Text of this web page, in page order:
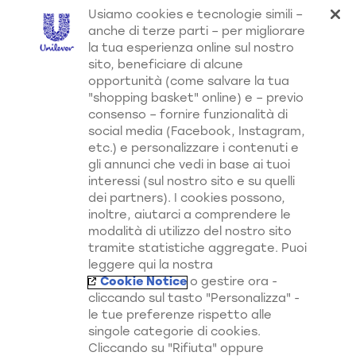
per combattere l'effetto crespo e
rendere i capelli Morbidi e Luminosi.
Cheratina, nota per rafforzare i
capelli. Biotina, importante per capelli
visibilmente sani.
I prodotti della linea Morbidi e
Luminosi di Sunsilk nutrono ed
idratano*, rendendo i capelli morbidi,
luminosi e non unti.
*con l'uso combinato di Shampoo e
Balsamo Sunsilk Morbidi&Luminosi,
rispetto ad un generico shampoo.
Scopri di Più su Tutti i Nostri
dei partners). I cookies possono,
inoltre, aiutarci a comprendere le
modalità di utilizzo del nostro sito
tramite statistiche aggregate. Puoi
leggere qui la nostra
Cookie Noticeo gestire ora -
cliccando sul tasto "Personalizza" -
le tue preferenze rispetto alle
singole categorie di cookies.
Cliccando su "Rifiuta" oppure
chiudendo il banner tramite la X a
destra, saranno utilizzati solo i
cookies necessari e tecnici. Invece,
cliccando su "Accetta", acconsenti
all’utilizzo di tutti i cookie del nostro
sito.
Personalizza le tue preferenze
Rifiuta